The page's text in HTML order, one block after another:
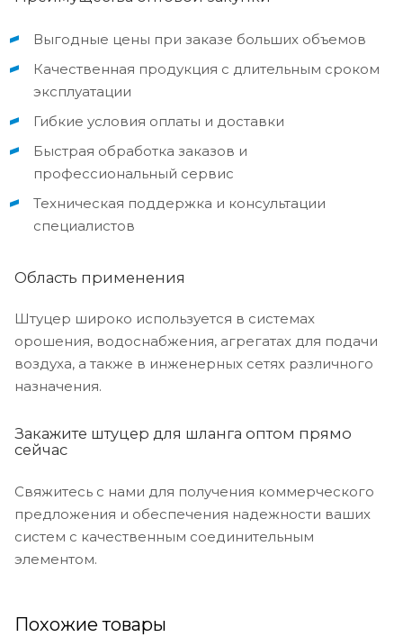
Выгодные цены при заказе больших объемов
Качественная продукция с длительным сроком
эксплуатации
Гибкие условия оплаты и доставки
Быстрая обработка заказов и
профессиональный сервис
Техническая поддержка и консультации
специалистов
Область применения
Штуцер широко используется в системах
орошения, водоснабжения, агрегатах для подачи
воздуха, а также в инженерных сетях различного
назначения.
Закажите штуцер для шланга оптом прямо
сейчас
Свяжитесь с нами для получения коммерческого
предложения и обеспечения надежности ваших
систем с качественным соединительным
элементом.
Похожие товары